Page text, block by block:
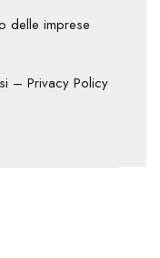
delle imprese
– Privacy Policy